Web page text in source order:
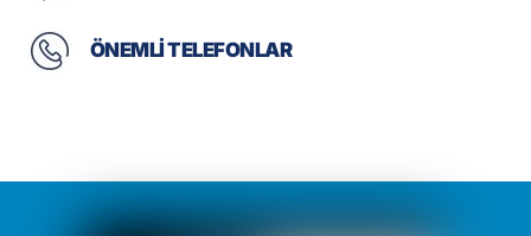
ÖNEMLİ TELEFONLAR